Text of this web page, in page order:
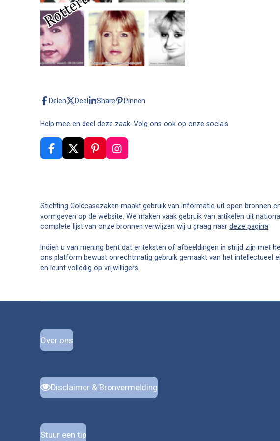
Delen Deel Share Pinnen
Help mee en deel deze zaak. Volg ons ook op onze socials
F
a
o
k
X
P
i
r
s
t
I
n
g
r
a
m
Stichting Coldcasezaken maakt gebruik van informatie uit open bronnen
vormgeven op de website. We maken vaak gebruik van artikelen uit
complete lijst van onze bronnen verwijzen wij u graag naar deze pagina
Indien u van mening bent dat er teksten of afbeeldingen in strijd zijn met
ons platform bewust onrechtmatig gebruik gemaakt van het intellectueel
en leunt volledig op vrijwilligers.
Over ons
Disclaimer & Bronvermelding
Stuur een tip